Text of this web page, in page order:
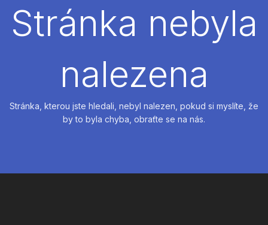
CS
Stránka nebyla
nalezena
Stránka, kterou jste hledali, nebyl nalezen, pokud si myslíte, že
by to byla chyba, obraťte se na nás.